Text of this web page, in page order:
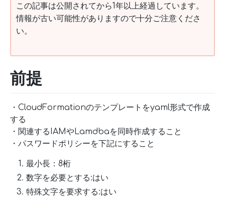
この記事は公開されてから1年以上経過しています。
情報が古い可能性がありますので十分ご注意くださ
い。
前提
・CloudFormationのテンプレートをyaml形式で作成
する
・関連するIAMやLamdbaを同時作成すること
・パスワードポリシーを下記にすること
最小長：8桁
数字を必要とする:はい
特殊文字を要求する:はい